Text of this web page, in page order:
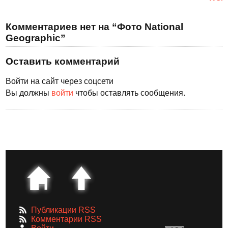
Комментариев нет на “Фото National
Geographic”
Оставить комментарий
Войти на сайт через соцсети
Вы должны войти чтобы оставлять сообщения.
Публикации RSS
Комментарии RSS